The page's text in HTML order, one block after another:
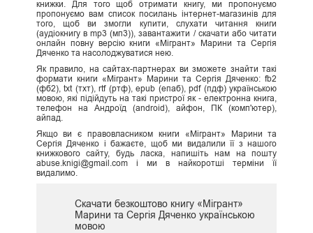
книжки. Для того щоб отримати книгу, ми пропонуємо
пропонуємо вам список посилань інтернет-магазинів для
того, щоб ви змогли купити, слухати читання книги
(аудіокнигу в mp3 (мп3)), завантажити / скачати або читати
онлайн повну версію книги «Мігрант» Марини та Сергія
Дяченко та насолоджуватися нею.
Як правило, на сайтах-партнерах ви зможете знайти такі
формати книги «Мігрант» Марини та Сергія Дяченко: fb2
(фб2), txt (тхт), rtf (ртф), epub (епаб), pdf (пдф) українською
мовою, які підійдуть на такі пристрої як - електронна книга,
телефон на Андроїд (android), айфон, ПК (комп'ютер),
айпад.
Якщо ви є правовласником книги «Мігрант» Марини та
Сергія Дяченко і бажаєте, щоб ми видалили її з нашого
книжкового сайту, будь ласка, напишіть нам на пошту
abuse.knigi@gmail.com і ми в найкоротші терміни її
видалимо.
Скачати безкоштово книгу «Мігрант»
Марини та Сергія Дяченко українською
мовою